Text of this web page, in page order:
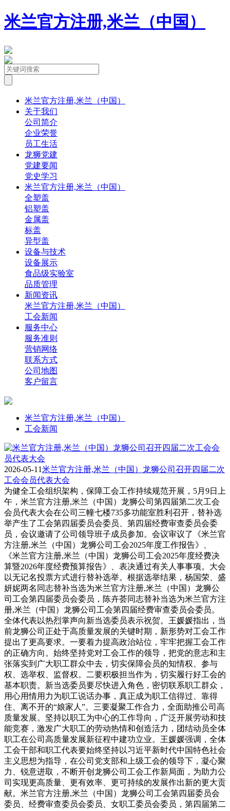
米兰官方注册,米兰（中国）
米兰官方注册,米兰（中国）
关于我们
公司简介
企业荣誉
员工生活
龙狮党建
党建要闻
党史学习
米兰官方注册,米兰（中国）
全塑盖
铝塑盖
金属盖
标盖
异型盖
设备与技术
设备展示
食品级实验室
品质管理
新闻资讯
米兰官方注册,米兰（中国）
工会新闻
服务中心
服务准则
营销网络
联系方式
公司地图
客户留言
米兰官方注册,米兰（中国）
工会新闻
2026-05-11米兰官方注册,米兰（中国）龙狮公司召开四届二次
工会会员代表大会
为健全工会组织架构，保障工会工作持续规范开展，5月9日上
午，米兰官方注册,米兰（中国）龙狮公司第四届第二次工会
会员代表大会在公司三幢七楼735多功能室胜利召开，替补选
举产生了工会第四届委员会委员、第四届经费审查委员会委
员，会议邀请了公司领导班子成员参加。会议审议了《米兰官
方注册,米兰（中国）龙狮公司工会2025年度工作报告》、
《米兰官方注册,米兰（中国）龙狮公司工会2025年度经费决
算暨2026年度经费预算报告》、表决通过有关人事事项。大会
以无记名投票方式进行替补选举。根据选举结果，杨国荣、盛
妍妮两名同志替补当选为米兰官方注册,米兰（中国）龙狮公
司工会第四届委员会委员，陈卉荟同志替补当选为米兰官方注
册,米兰（中国）龙狮公司工会第四届经费审查委员会委员。
全体代表以热烈掌声向新当选委员表示祝贺。王媛媛指出，当
前龙狮公司正处于高质量发展的关键时期，新形势对工会工作
提出了更高要求。一要着力提高政治站位，牢牢把握工会工作
的正确方向。始终坚持党对工会工作的领导，把党的意志和主
张落实到广大职工群众中去，切实保障会员的知情权、参与
权、选举权、监督权。二要积极担当作为，切实履行好工会的
基本职责。新当选委员要尽快进入角色，密切联系职工群众，
用心用情用力为职工说话办事，真正成为职工信得过、靠得
住、离不开的“娘家人”。三要凝聚工作合力，全面助推公司高
质量发展。坚持以职工为中心的工作导向，广泛开展劳动和技
能竞赛，激发广大职工的劳动热情和创造活力，团结动员全体
职工在公司高质量发展新征程中建功立业。王媛媛强调，全体
工会干部和职工代表要始终坚持以习近平新时代中国特色社会
主义思想为指导，在公司党支部和上级工会的领导下，凝心聚
力、锐意进取，不断开创龙狮公司工会工作新局面，为助力公
司实现更高质量、更有效率、更可持续的发展作出新的更大贡
献。米兰官方注册,米兰（中国）龙狮公司工会第四届委员会
委员、经费审查委员会委员、女职工委员会委员，第四届第二